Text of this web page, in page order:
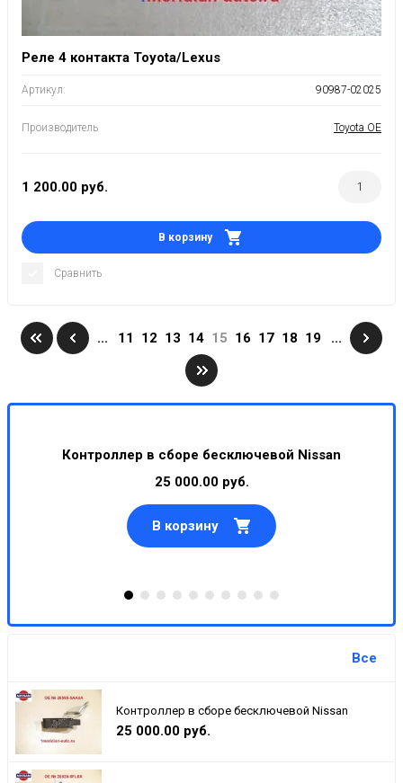
Контроллер в сборе бесключевой Nissan
25 000.00 руб.
В корзину
Все
Контроллер в сборе бесключевой Nissan
25 000.00 руб.
Реле 4 контакта Toyota/Lexus
Артикул: 90987-02025
Производитель Toyota OE
1 200.00 руб.
В корзину
Сравнить
... 11 12 13 14 15 16 17 18 19 ...